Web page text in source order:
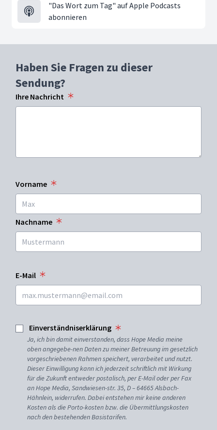
"Das Wort zum Tag" auf Apple Podcasts
abonnieren
Haben Sie Fragen zu dieser
Sendung?
Ihre Nachricht
Vorname
Nachname
E-Mail
Einverständniserklärung
Ja, ich bin damit einverstanden, dass Hope Media meine
oben angegebe-nen Daten zu meiner Betreuung im gesetzlich
vorgeschriebenen Rahmen speichert, verarbeitet und nutzt.
Dieser Einwilligung kann ich jederzeit schriftlich mit Wirkung
für die Zukunft entweder postalisch, per E-Mail oder per Fax
an Hope Media, Sandwiesen-str. 35, D – 64665 Alsbach-
Hähnlein, widerrufen. Dabei entstehen mir keine anderen
Kosten als die Porto-kosten bzw. die Übermittlungskosten
nach den bestehenden Basistarifen.